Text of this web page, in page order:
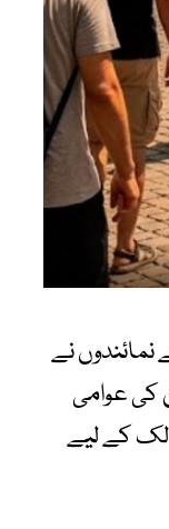
نمائندوں نے
کی عوامی
کے لیے